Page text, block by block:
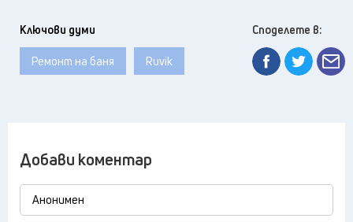
Ключови думи
Ремонт на баня Ruvik
Споделете в:
Добави коментар